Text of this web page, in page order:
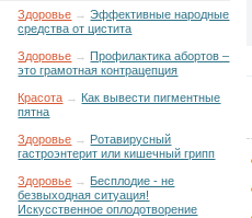
Здоровье →Эффективные народные
средства от цистита
Здоровье → Профилактика абортов –
это грамотная контрацепция
Красота → Как вывести пигментные
пятна
Здоровье → Ротавирусный
гастроэнтерит или кишечный грипп
Здоровье → Бесплодие - не
безвыходная ситуация!
Искусственное оплодотворение